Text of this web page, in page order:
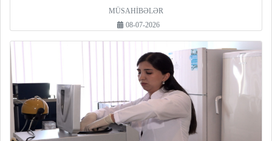
MÜSAHİBƏLƏR
08-07-2026